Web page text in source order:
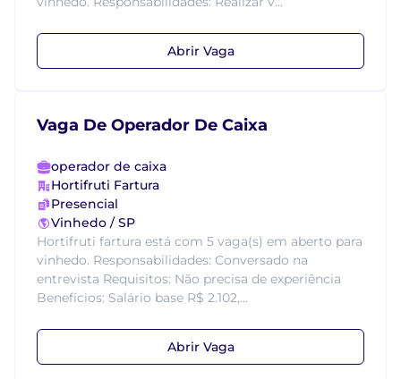
Abrir Vaga
Vaga De Operador De Caixa
operador de caixa
Hortifruti Fartura
Presencial
Vinhedo / SP
Hortifruti fartura está com 5 vaga(s) em aberto para
vinhedo. Responsabilidades: Conversado na
entrevista Requisitos: Não precisa de experiência
Benefícios: Salário base R$ 2.102,...
Abrir Vaga